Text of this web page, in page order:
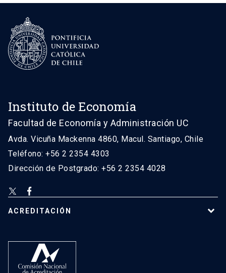
Instituto de Economía
Facultad de Economía y Administración UC
Avda. Vicuña Mackenna 4860, Macul. Santiago, Chile
Teléfono: +56 2 2354 4303
Dirección de Postgrado: +56 2 2354 4028
ACREDITACIÓN